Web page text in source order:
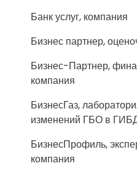
Банк услуг, компания
Бизнес партнер,
Бизнес-Партнер,
компания
БизнесГаз,
изменений ГБО в
БизнесПрофиль,
компания